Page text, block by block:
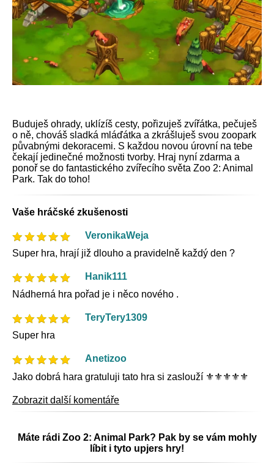
Buduješ ohrady, uklízíš cesty, pořizuješ zvířátka, pečuješ
o ně, chováš sladká mláďátka a zkrášluješ svou zoopark
půvabnými dekoracemi. S každou novou úrovní na tebe
čekají jedinečné možnosti tvorby. Hraj nyní zdarma a
ponoř se do fantastického zvířecího světa Zoo 2: Animal
Park. Tak do toho!
Vaše hráčské zkušenosti
VeronikaWeja
Super hra, hrají již dlouho a pravidelně každý den ?
Hanik111
Nádherná hra pořad je i něco nového .
TeryTery1309
Super hra
Anetizoo
Jako dobrá hara gratuluji tato hra si zaslouží ⚜️⚜️⚜️⚜️⚜️
Zobrazit další komentáře
Máte rádi Zoo 2: Animal Park? Pak by se vám mohly
líbit i tyto upjers hry!